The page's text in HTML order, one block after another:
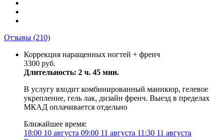
Отзывы (210)
Коррекция наращенных ногтей + френч
3300 руб.
Длительность: 2 ч. 45 мин.
В услугу входит комбинированный маникюр, гелевое
укрепление, гель лак, дизайн френч. Выезд в пределах
МКАД оплачивается отдельно
Ближайшее время:
18:00 10 августа 09:00 11 августа 11:30 11 августа